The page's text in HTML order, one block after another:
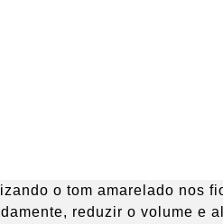
o tom amarelado nos
reduzir o volume e